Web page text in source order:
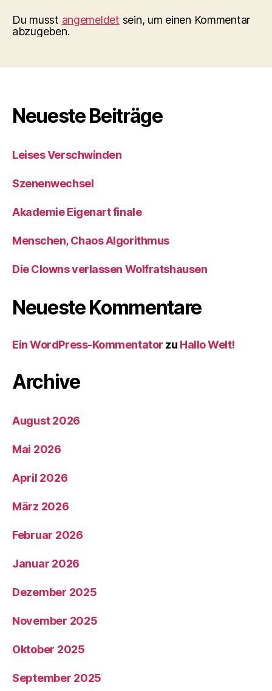
Du musst angemeldet sein, um einen Kommentar
abzugeben.
Neueste Beiträge
Leises Verschwinden
Szenenwechsel
Akademie Eigenart finale
Menschen, Chaos Algorithmus
Die Clowns verlassen Wolfratshausen
Neueste Kommentare
Ein WordPress-Kommentator zu Hallo Welt!
Archive
August 2026
Mai 2026
April 2026
März 2026
Februar 2026
Januar 2026
Dezember 2025
November 2025
Oktober 2025
September 2025